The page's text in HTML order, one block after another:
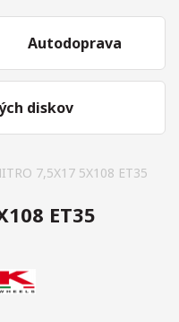
diskov
Autodoprava
7,5X17 5X108 ET35
ET35